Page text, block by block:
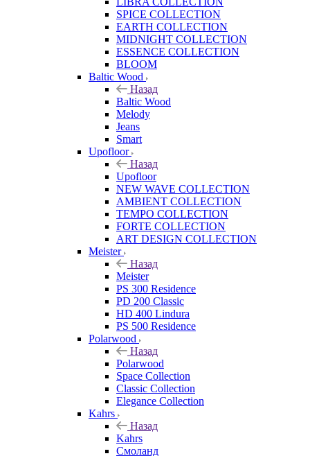
SPICE COLLECTION
EARTH COLLECTION
MIDNIGHT COLLECTION
ESSENCE COLLECTION
BLOOM
Baltic Wood
Назад
Baltic Wood
Melody
Jeans
Smart
Upofloor
Назад
Upofloor
NEW WAVE COLLECTION
AMBIENT COLLECTION
TEMPO COLLECTION
FORTE COLLECTION
ART DESIGN COLLECTION
Meister
Назад
Meister
PS 300 Residence
PD 200 Classic
HD 400 Lindura
PS 500 Residence
Polarwood
Назад
Polarwood
Space Collection
Classic Collection
Elegance Collection
Kahrs
Назад
Kahrs
Смоланд